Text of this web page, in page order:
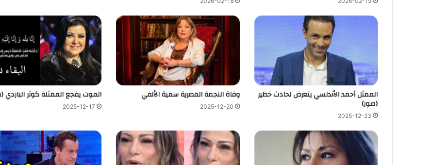
الممثل أحمد الأندلسي يتعرض لحادث خطير
(صور)
2025-12-23
وفاة النجمة المصرية سمية الألفي
2025-12-20
الموت يفجع الممثلة كوثر الباردي
2025-12-17